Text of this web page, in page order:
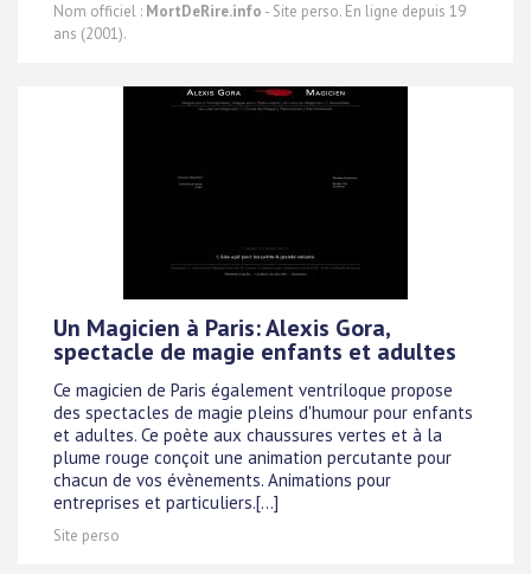
Nom officiel : MortDeRire.info - Site perso. En ligne depuis 19
ans (2001).
Un Magicien à Paris: Alexis Gora,
spectacle de magie enfants et adultes
Ce magicien de Paris également ventriloque propose
des spectacles de magie pleins d'humour pour enfants
et adultes. Ce poète aux chaussures vertes et à la
plume rouge conçoit une animation percutante pour
chacun de vos évènements. Animations pour
entreprises et particuliers.[...]
Site perso